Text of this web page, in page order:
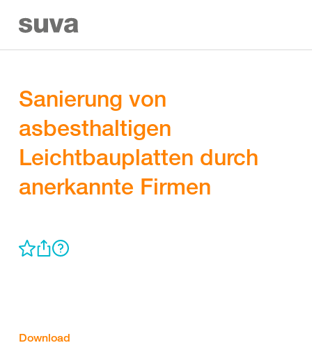
Sanierung von
asbesthaltigen
Leichtbauplatten durch
anerkannte Firmen
Download